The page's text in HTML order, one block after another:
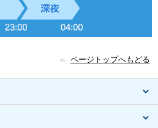
ページトップへもどる